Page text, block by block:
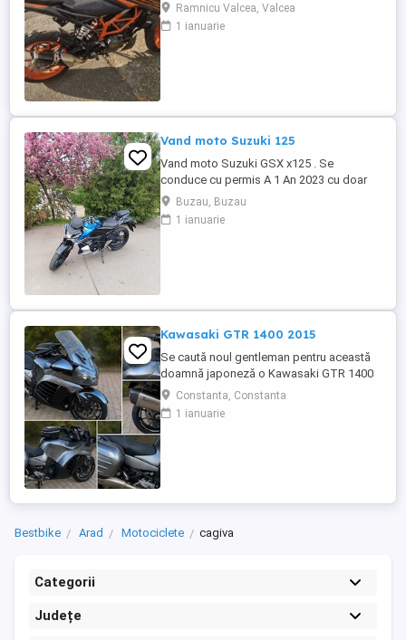
Fără daune, lovituri!
Ramnicu Valcea, Valcea
1 ianuarie
Vand moto Suzuki 125
Vand moto Suzuki GSX x125 . Se
conduce cu permis A 1 An 2023 cu doar
5000km Stare impecabila , fara cazaturi
ITP valabil pana in noiembrie 2027 Revizii
si schimb de ulei in service autorizat
Buzau, Buzau
1 ianuarie
Kawasaki GTR 1400 2015
Se caută noul gentleman pentru această
doamnă japoneză o Kawasaki GTR 1400
care încă întoarce priviri și iubește
kilometrii. A fost răsfățată, întreținută la
timp și tratată cu respect. O dau doar
Constanta, Constanta
1 ianuarie
Bestbike Arad Motociclete cagiva
Categorii
Județe